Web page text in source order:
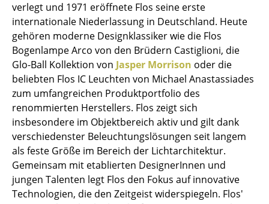
Beistell- & Rollcontainer
Barmöbel
Garderoben
Kleinaufbewahrung
Einzelteile
... alle Aufbewahrungsmöbel
Licht
Hängeleuchten & Deckenleuchten
verlegt und 1971 eröffnete Flos seine erste
internationale Niederlassung in Deutschland. Heute
gehören moderne Designklassiker wie die Flos
Bogenlampe Arco von den Brüdern Castiglioni, die
Glo-Ball Kollektion von Jasper Morrison oder die
beliebten Flos IC Leuchten von Michael Anastassiades
zum umfangreichen Produktportfolio des
renommierten Herstellers. Flos zeigt sich
insbesondere im Objektbereich aktiv und gilt dank
verschiedenster Beleuchtungslösungen seit langem
als feste Größe im Bereich der Lichtarchitektur.
Gemeinsam mit etablierten DesignerInnen und
jungen Talenten legt Flos den Fokus auf innovative
Technologien, die den Zeitgeist widerspiegeln. Flos'